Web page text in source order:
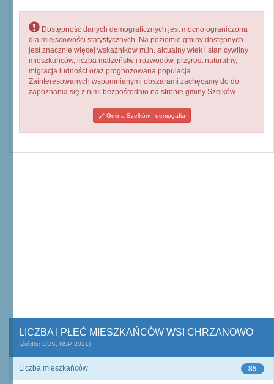
Dostępność danych demograficznych jest mocno ograniczona
dla miejscowości statystycznych. Na poziomie gminy dostępnych
jest znacznie więcej wskaźników m.in. aktualny wiek i stan cywilny
mieszkańców, liczba małżeństw i rozwodów, przyrost naturalny,
migracja ludności oraz prognozowana populacja.
Zainteresowanych wspomnianymi obszarami zachęcamy do do
zapoznania się z nimi bezpośrednio na stronie gminy Szelków.
Gmina Szelków - demogafia
LICZBA I PŁEĆ MIESZKAŃCÓW WSI CHRZANOWO
(Źródło: GUS, NSP 2021)
85
Liczba mieszkańców